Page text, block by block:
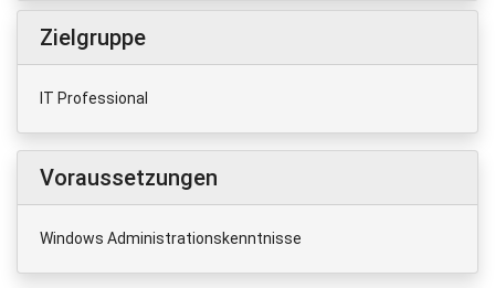
Zielgruppe
IT Professional
Voraussetzungen
Windows Administrationskenntnisse